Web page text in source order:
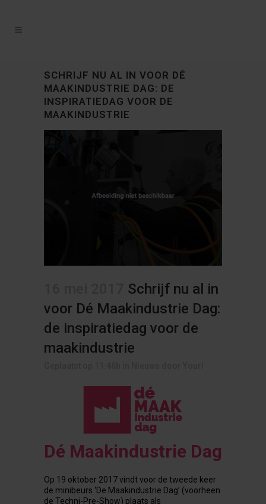
SCHRIJF NU AL IN VOOR DÉ
MAAKINDUSTRIE DAG: DE
INSPIRATIEDAG VOOR DE
MAAKINDUSTRIE
Schrijf nu al in
voor Dé Maakindustrie Dag:
de inspiratiedag voor de
maakindustrie
Dé Maakindustrie Dag
Op 19 oktober 2017 vindt voor de tweede keer
de minibeurs ‘De Maakindustrie Dag’ (voorheen
de Techni-Pre-Show) plaats als